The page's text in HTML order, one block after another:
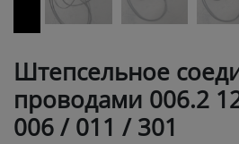
Штепсельное
проводами 006.2
006 / 011 / 301